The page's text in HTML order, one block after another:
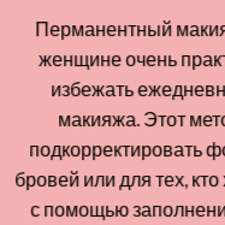
Перманентный
женщине очень
избежать
макияжа. Этот
подкорректировать
бровей или для тех,
с помощью